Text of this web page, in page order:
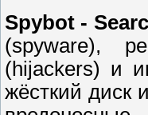
Spybot -
(spyware),
(hijackers) и
жёсткий диск